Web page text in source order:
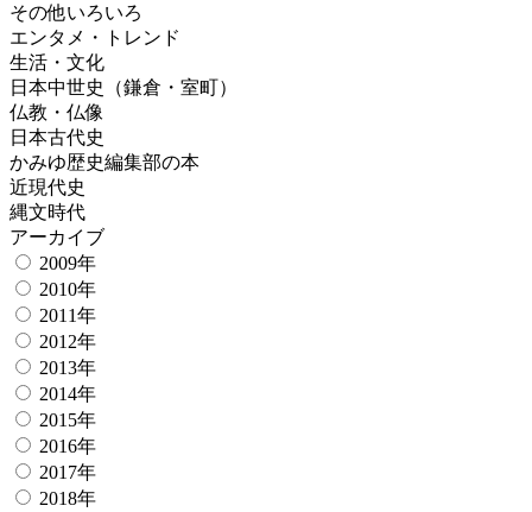
その他いろいろ
エンタメ・トレンド
生活・文化
日本中世史（鎌倉・室町）
仏教・仏像
日本古代史
かみゆ歴史編集部の本
近現代史
縄文時代
アーカイブ
2009年
2010年
2011年
2012年
2013年
2014年
2015年
2016年
2017年
2018年